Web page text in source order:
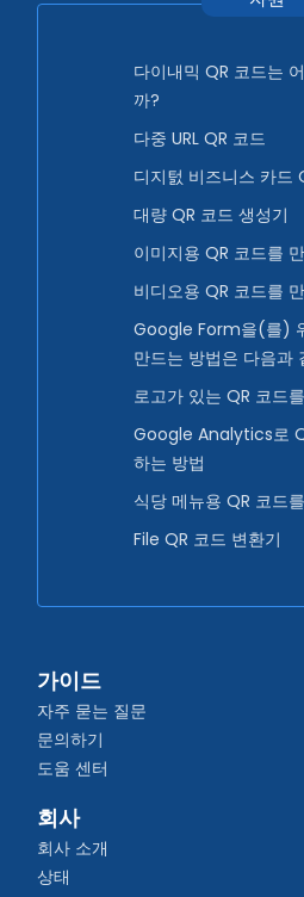
다이내믹 QR 코드는
까?
다중 URL QR 코드
디지턼 비즈니스 카드
대량 QR 코드 생성기
이미지용 QR 코드를
비디오용 QR 코드를
Google Form을(를)
만드는 방법은 다음과
로고가 있는 QR 코드
Google Analytics로
하는 방법
식당 메뉴용 QR 코드
File QR 코드 변환기
가이드
자주 묻는 질문
문의하기
도움 센터
회사
회사 소개
상태